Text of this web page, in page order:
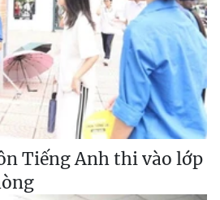
Tiếng Anh thi vào lớp